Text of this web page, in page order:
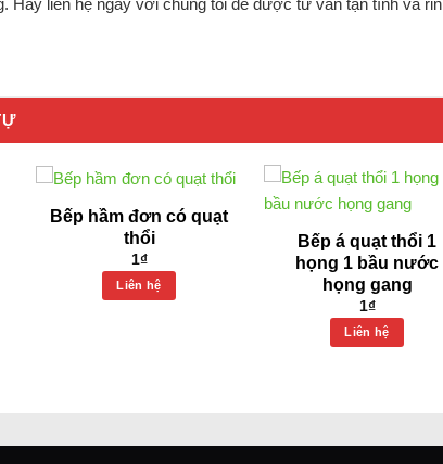
Bếp hầm đơn có quạt
thổi
1₫
Liên hệ
Bếp á quạt thổi 1
họng 1 bầu nước
họng gang
1₫
Liên hệ